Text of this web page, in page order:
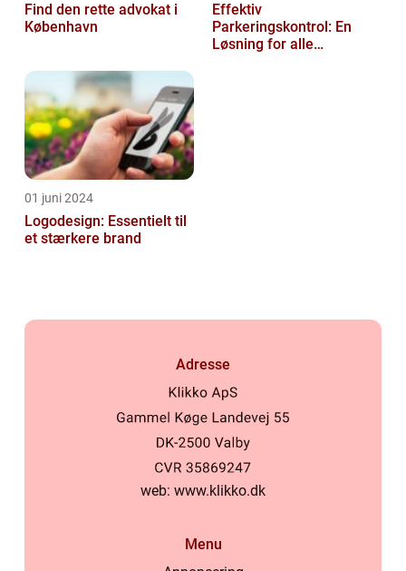
Find den rette advokat i
København
Effektiv
Parkeringskontrol: En
Løsning for alle
01 juni 2024
Logodesign: Essentielt til
et stærkere brand
Adresse
web: www.klikko.dk
Menu